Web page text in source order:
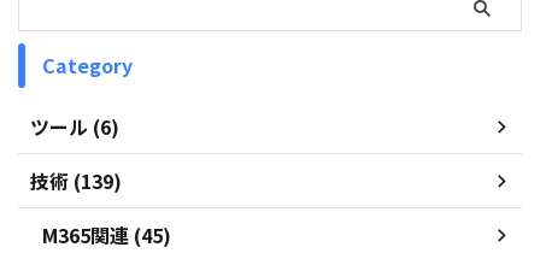
Category
ツール (6)
技術 (139)
M365関連 (45)